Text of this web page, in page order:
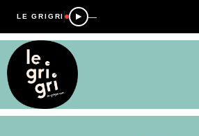
LE GRIGRI —